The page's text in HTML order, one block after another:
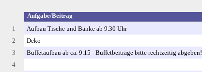
Aufgabe/Beitrag
1
Aufbau Tische und Bänke ab 9.30 Uhr
2 Deko
3
Buffetaufbau ab ca. 9.15 - Buffetbeiträge bitte rechtzeitig abgeben!
4